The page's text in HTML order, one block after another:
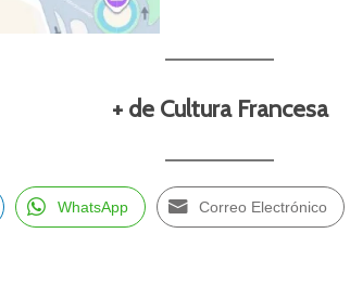
+ de Cultura Francesa
WhatsApp Correo Electrónico